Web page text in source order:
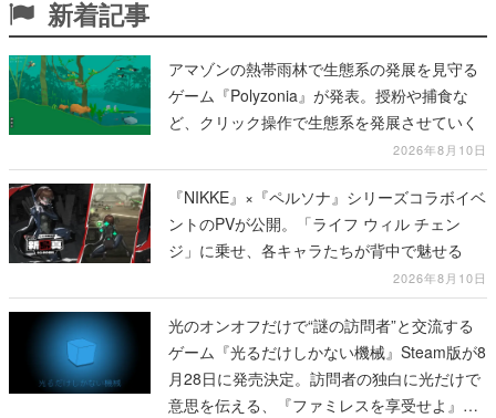
新着記事
アマゾンの熱帯雨林で生態系の発展を見守る
ゲーム『Polyzonia』が発表。授粉や捕食な
ど、クリック操作で生態系を発展させていく
2026年8月10日
『NIKKE』×『ペルソナ』シリーズコラボイベ
ントのPVが公開。「ライフ ウィル チェン
ジ」に乗せ、各キャラたちが背中で魅せる
2026年8月10日
光のオンオフだけで“謎の訪問者”と交流する
ゲーム『光るだけしかない機械』Steam版が8
月28日に発売決定。訪問者の独白に光だけで
意思を伝える、『ファミレスを享受せよ』開